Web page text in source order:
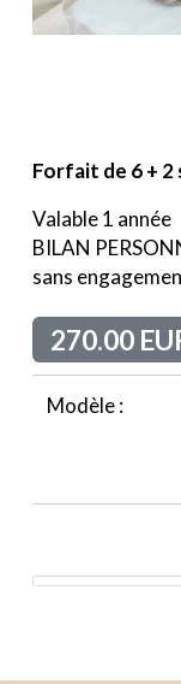
Forfait de 6 + 2
Valable 1 année
BILAN
sans
270.00
Modèle :